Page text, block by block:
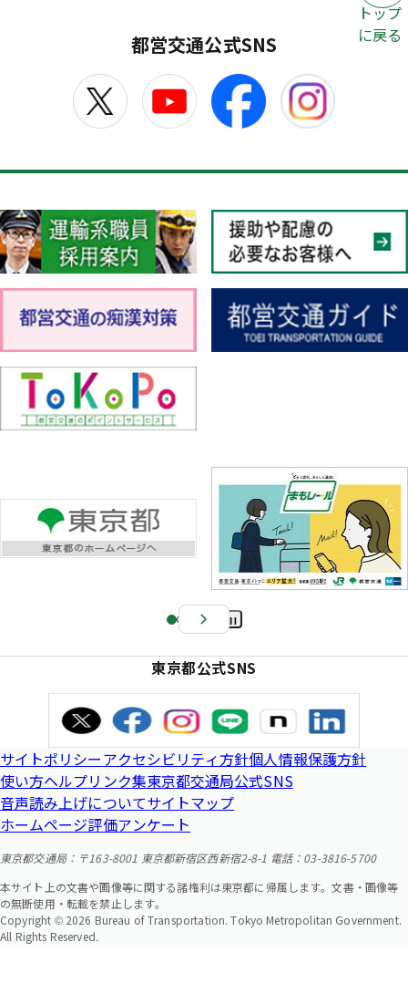
トップ
に戻る
都営交通公式SNS
Pa
e
東京都公式SNS
サイトポリシーアクセシビリティ方針個人情報保護方針
使い方ヘルプリンク集東京都交通局公式SNS
音声読み上げについてサイトマップ
ホームページ評価アンケート
東京都交通局：〒163-8001 東京都新宿区西新宿2-8-1 電話：03-3816-5700
本サイト上の文書や画像等に関する諸権利は東京都に帰属します。文書・画像等
の無断使用・転載を禁止します。
Copyright © 2026 Bureau of Transportation. Tokyo Metropolitan Government.
All Rights Reserved.